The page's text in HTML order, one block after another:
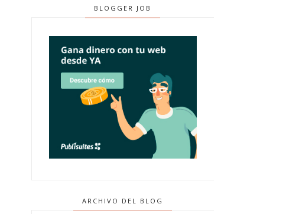
BLOGGER JOB
ARCHIVO DEL BLOG